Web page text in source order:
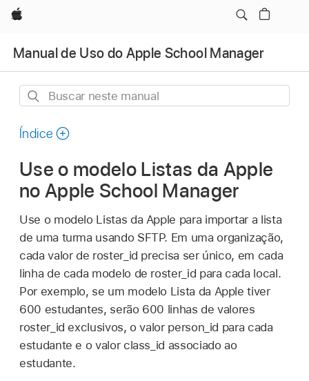
Apple
Manual de Uso do Apple School Manager
Buscar
manual
Índice
Use o modelo Listas da Apple
no Apple School Manager
Use o modelo Listas da Apple para importar a lista
de uma turma usando SFTP. Em uma organização,
cada valor de roster_id precisa ser único, em cada
linha de cada modelo de roster_id para cada local.
Por exemplo, se um modelo Lista da Apple tiver
600 estudantes, serão 600 linhas de valores
roster_id exclusivos, o valor person_id para cada
estudante e o valor class_id associado ao
estudante.